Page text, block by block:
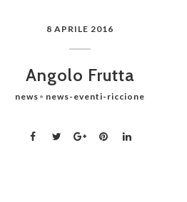
8 APRILE 2016
Angolo Frutta
news news-eventi-riccione